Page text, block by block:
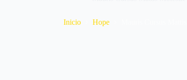
Inicio Hope